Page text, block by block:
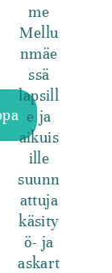
me
Mellu
nmäe
ssä
lapsill
e ja
aikuis
ille
suunn
attuja
käsity
ö- ja
askart